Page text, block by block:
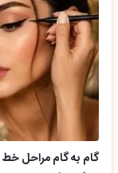
گام به گام مراحل